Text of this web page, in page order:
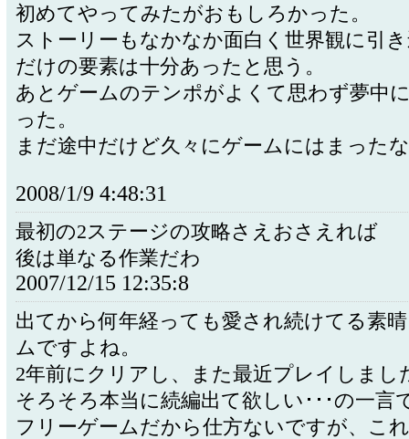
初めてやってみたがおもしろかった。
ストーリーもなかなか面白く世界観に引
だけの要素は十分あったと思う。
あとゲームのテンポがよくて思わず夢中
った。
まだ途中だけど久々にゲームにはまった
2008/1/9 4:48:31
最初の2ステージの攻略さえおさえれば
後は単なる作業だわ
2007/12/15 12:35:8
出てから何年経っても愛され続けてる素
ムですよね。
2年前にクリアし、また最近プレイしまし
そろそろ本当に続編出て欲しい･･･の一言
フリーゲームだから仕方ないですが、こ